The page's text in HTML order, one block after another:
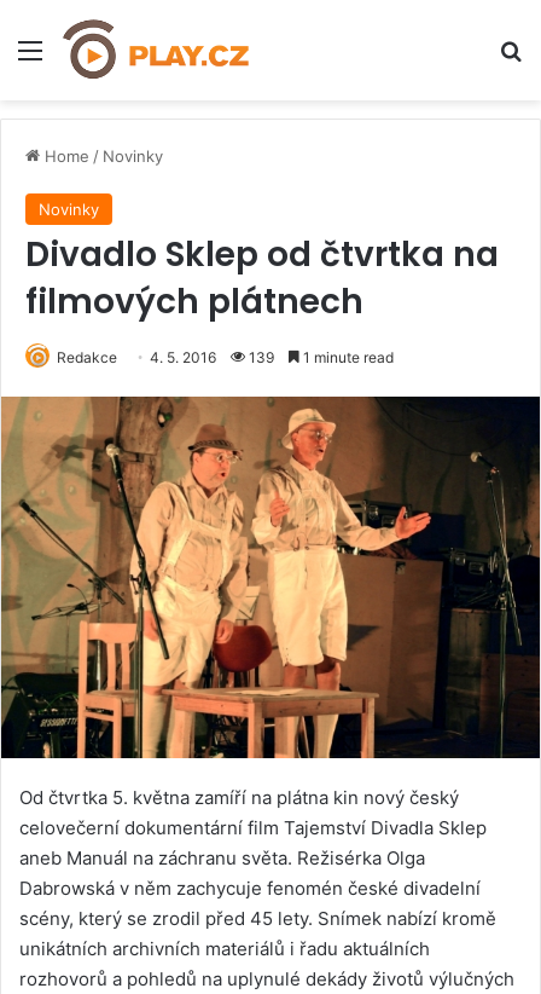
Menu
Home / Novinky
Novinky
Divadlo Sklep od čtvrtka na
filmových plátnech
Redakce 4. 5. 2016 139 1 minute read
Od čtvrtka 5. května zamíří na plátna kin nový český
celovečerní dokumentární film Tajemství Divadla Sklep
aneb Manuál na záchranu světa. Režisérka Olga
Dabrowská v něm zachycuje fenomén české divadelní
scény, který se zrodil před 45 lety. Snímek nabízí kromě
unikátních archivních materiálů i řadu aktuálních
rozhovorů a pohledů na uplynulé dekády životů výlučných